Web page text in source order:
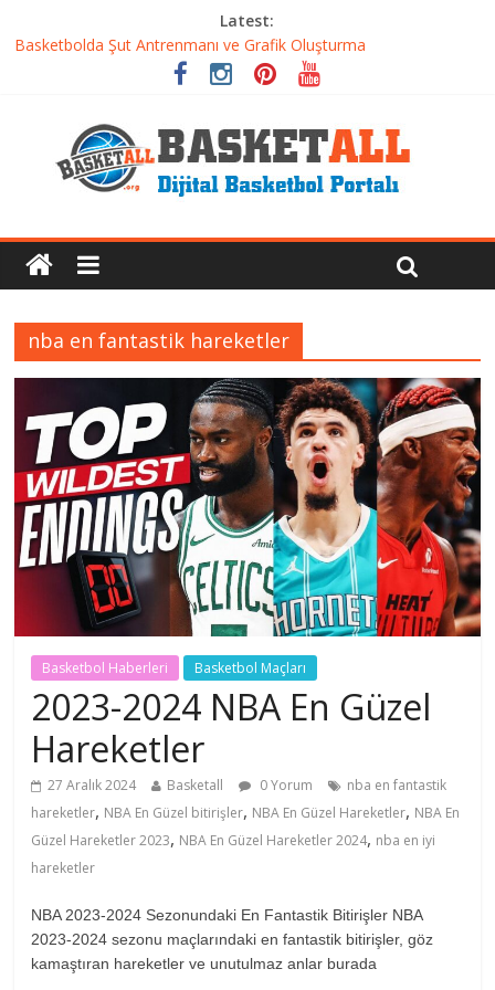
Latest:
Basketbolda Şut Antrenmanı ve Grafik Oluşturma
Iverson’dan Kyrie’e: Top Sürme Sanatının Dramatik Evrimi
Dünyanın En İyi Basketbol Takımı: Gerçek Şampiyon Kim?
Basketbolcu Beslenmesi: Performansı Artıran Bilimsel
Yaklaşımlar
nba en fantastik hareketler
Basketbol Haberleri Basketbol Maçları
2023-2024 NBA En Güzel
Hareketler
27 Aralık 2024 Basketall 0 Yorum
nba en fantastik
hareketler, NBA En Güzel bitirişler, NBA En Güzel Hareketler, NBA En
Güzel Hareketler 2023, NBA En Güzel Hareketler 2024, nba en iyi
hareketler
NBA 2023-2024 Sezonundaki En Fantastik Bitirişler NBA
2023-2024 sezonu maçlarındaki en fantastik bitirişler, göz
kamaştıran hareketler ve unutulmaz anlar burada